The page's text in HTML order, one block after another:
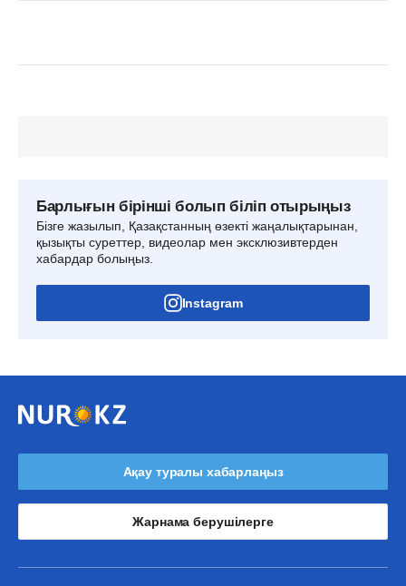
Барлығын бірінші болып біліп отырыңыз
Бізге жазылып, Қазақстанның өзекті жаңалықтарынан,
қызықты суреттер, видеолар мен эксклюзивтерден
хабардар болыңыз.
Instagram
Ақау туралы хабарлаңыз
Жарнама берушілерге